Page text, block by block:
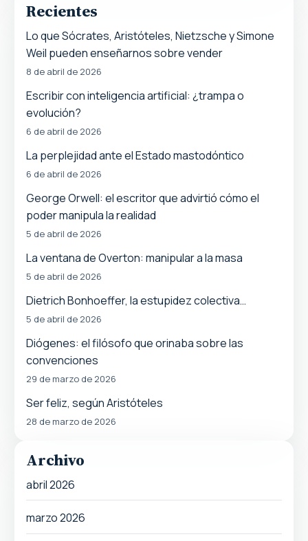
Recientes
Lo que Sócrates, Aristóteles, Nietzsche y Simone
Weil pueden enseñarnos sobre vender
8 de abril de 2026
Escribir con inteligencia artificial: ¿trampa o
evolución?
6 de abril de 2026
La perplejidad ante el Estado mastodóntico
6 de abril de 2026
George Orwell: el escritor que advirtió cómo el
poder manipula la realidad
5 de abril de 2026
La ventana de Overton: manipular a la masa
5 de abril de 2026
Dietrich Bonhoeffer, la estupidez colectiva…
5 de abril de 2026
Diógenes: el filósofo que orinaba sobre las
convenciones
29 de marzo de 2026
Ser feliz, según Aristóteles
28 de marzo de 2026
Archivo
abril 2026
marzo 2026